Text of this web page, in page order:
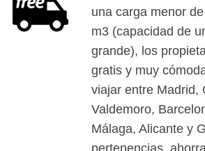
una carga menor
m3 (capacidad de
grande), los
gratis y muy
viajar entre Madrid,
Valdemoro,
Málaga, Alicante y
pertenencias,